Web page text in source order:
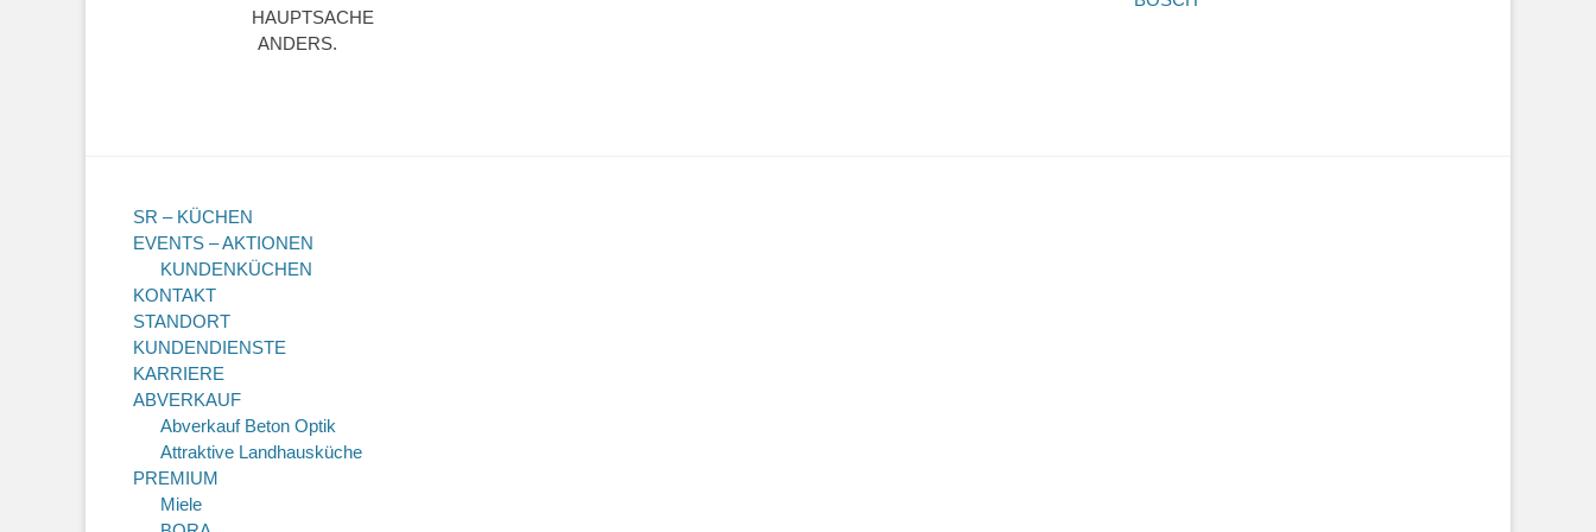
HAUPTSACHE
ANDERS.
SR – KÜCHEN
EVENTS – AKTIONEN
KUNDENKÜCHEN
KONTAKT
STANDORT
KUNDENDIENSTE
KARRIERE
ABVERKAUF
Abverkauf Beton Optik
Attraktive Landhausküche
PREMIUM
Miele